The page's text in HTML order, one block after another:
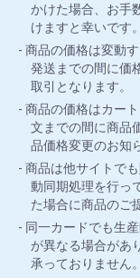
かけた場合、お手
けますと幸いです。
商品の価格は変動
発送までの間に価
取引となります。
商品の価格はカー
文までの間に商品
品価格変更のお知
商品は他サイトで
動同期処理を行っ
た場合に商品のご
同一カードでも生
が異なる場合があ
承っておりません。